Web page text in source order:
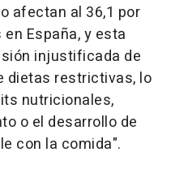
afectan al 36,1 por
España, y esta
injustificada de
dietas restrictivas, lo
nutricionales,
o el desarrollo de
con la comida".